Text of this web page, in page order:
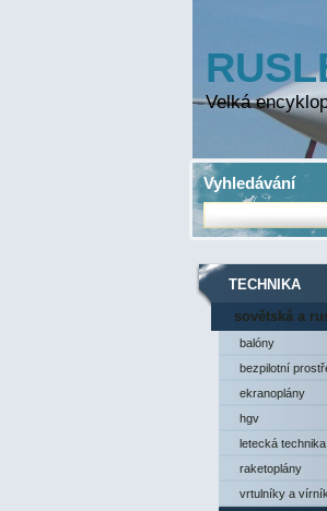
Velká
TECHNIKA
sovětská a
technika
balóny
bezpilotní
ekranoplány
hgv
letecká technika
raketoplány
vrtulníky a
Vyhledávání